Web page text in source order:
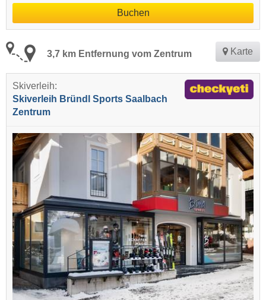
Buchen
3,7 km Entfernung vom Zentrum Karte
Skiverleih:
Skiverleih Bründl Sports Saalbach
Zentrum